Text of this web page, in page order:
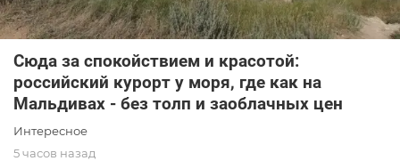
Сюда за спокойствием и красотой:
российский курорт у моря, где как на
Мальдивах - без толп и заоблачных цен
Интересное
5 часов назад